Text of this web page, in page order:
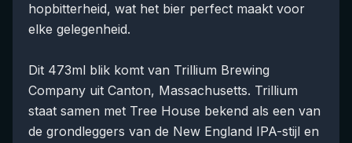
hopbitterheid, wat het bier perfect maakt voor
elke gelegenheid.
Dit 473ml blik komt van Trillium Brewing
Company uit Canton, Massachusetts. Trillium
staat samen met Tree House bekend als een van
de grondleggers van de New England IPA-stijl en